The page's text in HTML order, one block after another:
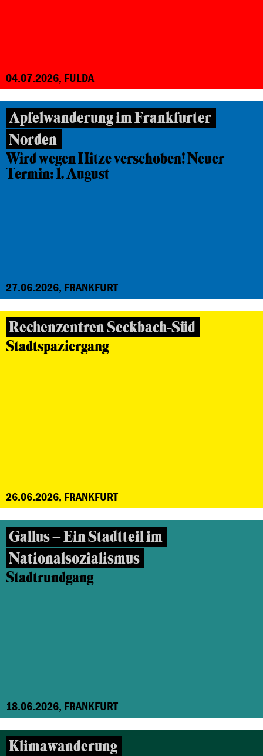
04.07.2026, FULDA
Apfelwanderung im Frankfurter
Norden
Wird wegen Hitze verschoben! Neuer
Termin: 1. August
27.06.2026, FRANKFURT
Rechenzentren Seckbach-Süd
Stadtspaziergang
26.06.2026, FRANKFURT
Gallus – Ein Stadtteil im
Nationalsozialismus
Stadtrundgang
18.06.2026, FRANKFURT
Klimawanderung